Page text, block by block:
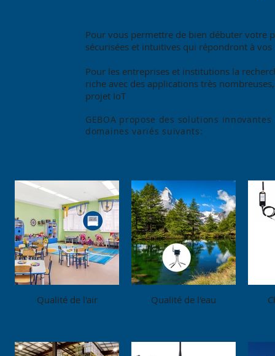
​​Pour vous permettre de bien débuter votre
sécurisées et intuitives qui répondront à vos
Pour les entreprises et institutions la
riche avec des applications très
projet IoT
GEBOA propose des solutions
domaines variés suivants:
Qualité de l'air Qualité de l'eau